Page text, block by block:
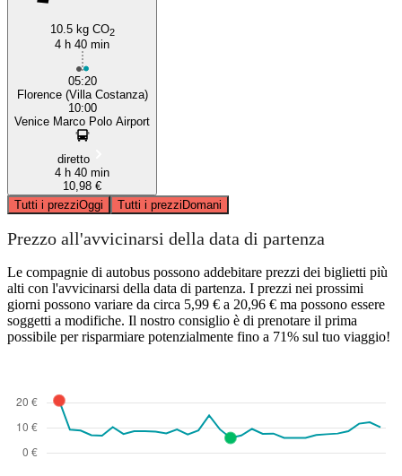
10.5 kg CO2
4 h 40 min
05:20
Florence (Villa Costanza)
10:00
Venice Marco Polo Airport
diretto
4 h 40 min
10,98 €
Tutti i prezziOggi Tutti i prezziDomani
Prezzo all'avvicinarsi della data di partenza
Le compagnie di autobus possono addebitare prezzi dei biglietti più
alti con l'avvicinarsi della data di partenza. I prezzi nei prossimi
giorni possono variare da circa 5,99 € a 20,96 € ma possono essere
soggetti a modifiche. Il nostro consiglio è di prenotare il prima
possibile per risparmiare potenzialmente fino a 71% sul tuo viaggio!